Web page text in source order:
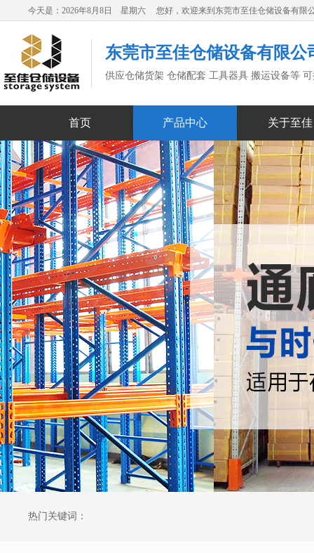
今天是：2026年8月8日 星期六 您好，欢迎来到东莞市至佳仓储设备有限
东莞市至佳仓储设备有限公
供应仓储货架 仓储配套 工具器具 搬运设备等
首页 产品中心 关于至佳
热门关键词：